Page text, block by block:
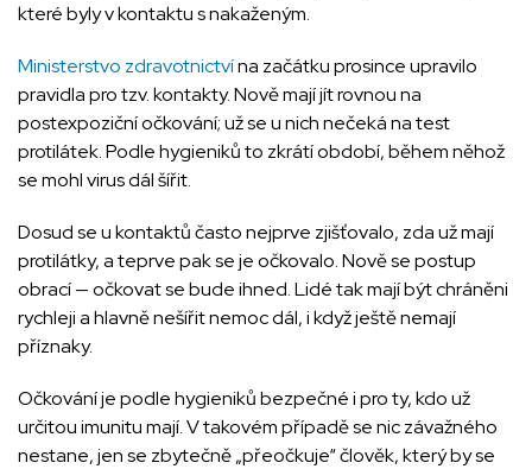
které byly v kontaktu s nakaženým.
Ministerstvo zdravotnictvína začátku prosince upravilo
pravidla pro tzv. kontakty. Nově mají jít rovnou na
postexpoziční očkování; už se u nich nečeká na test
protilátek. Podle hygieniků to zkrátí období, během něhož
se mohl virus dál šířit.
Dosud se u kontaktů často nejprve zjišťovalo, zda už mají
protilátky, a teprve pak se je očkovalo. Nově se postup
obrací — očkovat se bude ihned. Lidé tak mají být chráněni
rychleji a hlavně nešířit nemoc dál, i když ještě nemají
příznaky.
Očkování je podle hygieniků bezpečné i pro ty, kdo už
určitou imunitu mají. V takovém případě se nic závažného
nestane, jen se zbytečně „přeočkuje“ člověk, který by se